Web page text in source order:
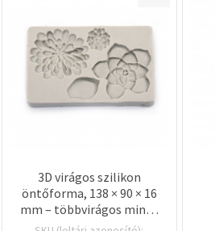
3D virágos szilikon
öntőforma, 138 × 90 × 16
mm – többvirágos minta
gyantához, epoxihoz,